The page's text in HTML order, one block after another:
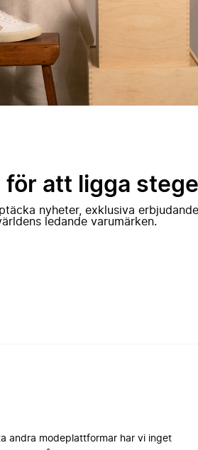
för att ligga
nyheter, exklusiva
ledande varumärken.
andra modeplattformar har vi inget